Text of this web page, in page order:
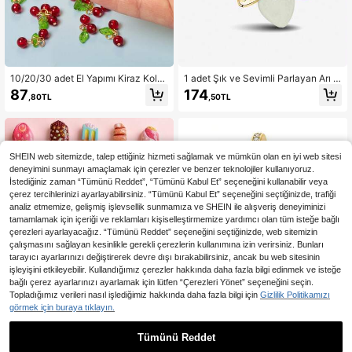
10/20/30 adet El Yapımı Kiraz Koly
e Ucu, Eşsiz Niş Tasarım, Kendin Ya
p Kolye, Bileklik, Anahtarlık, Mini H
87 ,80TL
1 adet Şık ve Sevimli Parlayan Arı B
oncuklu Süs Eşyası, Kadın Bileklik/
Bilezik Yapımı ve Günlük Aksesuar
174 ,50TL
7
En Çok Satanlar Mula Design
onyalı Dünya Küresi, Seyahat Valiz
i, Uçak ve Pasaport Kolye Ucu Char
161
SHEIN web sitemizde, talep ettiğiniz hizmeti sağlamak ve mümkün olan en iyi web sitesi
deneyimini sunmayı amaçlamak için çerezler ve benzer teknolojiler kullanıyoruz.
İstediğiniz zaman “Tümünü Reddet”, “Tümünü Kabul Et” seçeneğini kullanabilir veya
çerez tercihlerinizi ayarlayabilirsiniz. “Tümünü Kabul Et” seçeneğini seçtiğinizde, trafiği
analiz etmemize, gelişmiş işlevsellik sunmamıza ve SHEIN ile alışveriş deneyiminizi
tamamlamak için içeriği ve reklamları kişiselleştirmemize yardımcı olan tüm isteğe bağlı
çerezleri ayarlayacağız. “Tümünü Reddet” seçeneğini seçtiğinizde, web sitemizin
çalışmasını sağlayan kesinlikle gerekli çerezlerin kullanımına izin verirsiniz. Bunları
tarayıcı ayarlarınızı değiştirerek devre dışı bırakabilirsiniz, ancak bu web sitesinin
işleyişini etkileyebilir. Kullandığımız çerezler hakkında daha fazla bilgi edinmek ve isteğe
bağlı çerez ayarlarınızı ayarlamak için lütfen “Çerezleri Yönet” seçeneğini seçin.
Topladığımız verileri nasıl işlediğimiz hakkında daha fazla bilgi için Gizlilik Politikamızı
görmek için buraya tıklayın.
Tümünü Reddet